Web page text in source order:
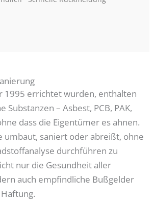
1995 errichtet wurden, enthalten
Substanzen – Asbest, PCB, PAK,
dass die Eigentümer es ahnen.
umbaut, saniert oder abreißt, ohne
durchführen zu
nur die Gesundheit aller
auch empfindliche Bußgelder